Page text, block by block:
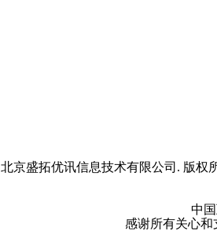
北京盛拓优讯信息技术有限公司. 版权
中
感谢所有关心和